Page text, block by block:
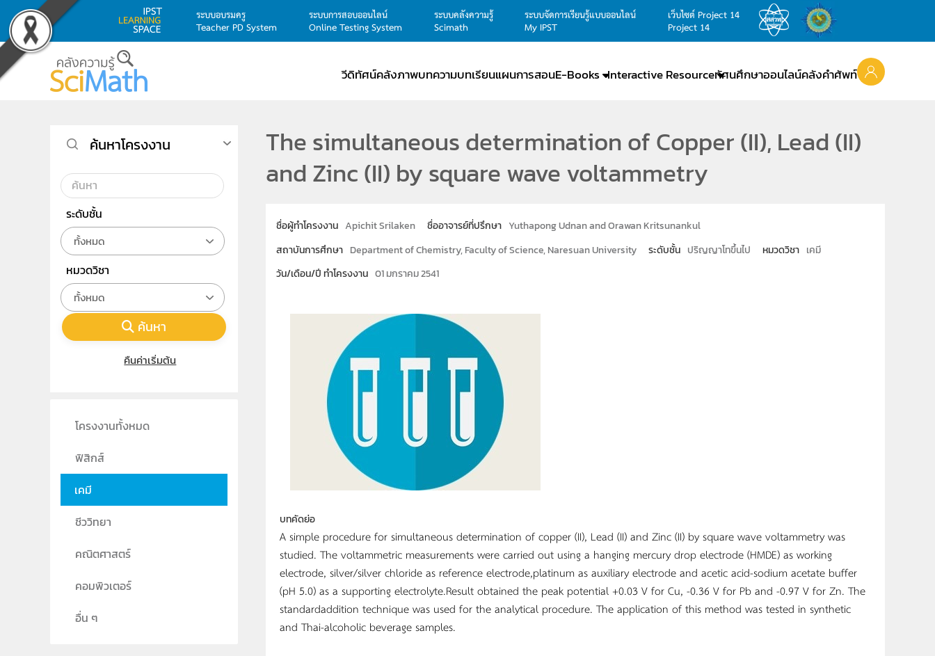
Skip to main content
ระบบอบรมครู
Teacher PD System
ระบบการสอบออนไลน์
Online Testing System
ระบบคลังความรู้
Scimath
ระบบจัดการเรียนรู้แบบออนไลน์
My IPST
เว็บไซต์ Project 14
Project 14
วีดิทัศน์คลังภาพบทความบทเรียนแผนการสอนE-Books Interactive Resourceทัศนศึกษาออนไลน์คลังคำศัพท์
The simultaneous determination of Copper (II), Lead (II)
and Zinc (II) by square wave voltammetry
ชื่อผู้ทำโครงงาน Apichit Srilaken ชื่ออาจารย์ที่ปรึกษา Yuthapong Udnan and Orawan Kritsunankul
สถาบันการศึกษา Department of Chemistry, Faculty of Science, Naresuan University ระดับชั้น ปริญญาโทขึ้นไป หมวดวิชา เคมี
วัน/เดือน/ปี ทำโครงงาน 01 มกราคม 2541
บทคัดย่อ
A simple procedure for simultaneous determination of copper (II), Lead (II) and Zinc (II) by square wave voltammetry was
studied. The voltammetric measurements were carried out using a hanging mercury drop electrode (HMDE) as working
electrode, silver/silver chloride as reference electrode,platinum as auxiliary electrode and acetic acid-sodium acetate buffer
(pH 5.0) as a supporting electrolyte.Result obtained the peak potential +0.03 V for Cu, -0.36 V for Pb and -0.97 V for Zn. The
standardaddition technique was used for the analytical procedure. The application of this method was tested in synthetic
and Thai-alcoholic beverage samples.
ค้นหาโครงงาน
ระดับชั้น
ทั้งหมด
หมวดวิชา
ทั้งหมด
ค้นหา
คืนค่าเริ่มต้น
โครงงานทั้งหมด
ฟิสิกส์
เคมี
ชีววิทยา
คณิตศาสตร์
คอมพิวเตอร์
อื่น ๆ